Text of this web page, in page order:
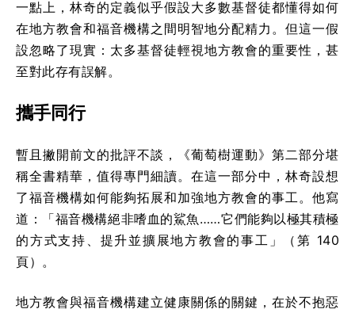
一點上，林奇的定義似乎假設大多數基督徒都懂得如何
在地方教會和福音機構之間明智地分配精力。但這一假
設忽略了現實：太多基督徒輕視地方教會的重要性，甚
至對此存有誤解。
攜手同行
暫且撇開前文的批評不談，《葡萄樹運動》第二部分堪
稱全書精華，值得專門細讀。在這一部分中，林奇設想
了福音機構如何能夠拓展和加強地方教會的事工。他寫
道：「福音機構絕非嗜血的鯊魚……它們能夠以極其積極
的方式支持、提升並擴展地方教會的事工」（第 140
頁）。
地方教會與福音機構建立健康關係的關鍵，在於不抱惡